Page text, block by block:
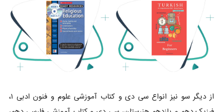
از دیگر سو نیز انواع سی دی و کتاب آموزشی علوم و فنون ادبی ۱،